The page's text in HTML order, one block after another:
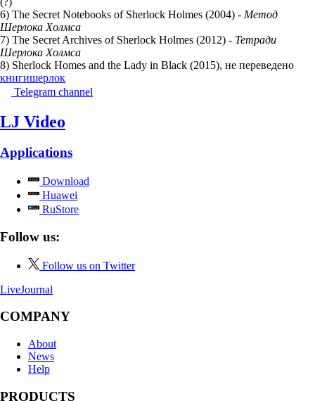
6) The Secret Notebooks of Sherlock Holmes (2004) - Метод
Шерлока Холмса
7) The Secret Archives of Sherlock Holmes (2012) - Тетради
Шерлока Холмса
8) Sherlock Homes and the Lady in Black (2015), не переведено
книгишерлок
Telegram channel
LJ Video
Applications
Download
Huawei
RuStore
Follow us:
Follow us on Twitter
LiveJournal
COMPANY
About
News
Help
PRODUCTS